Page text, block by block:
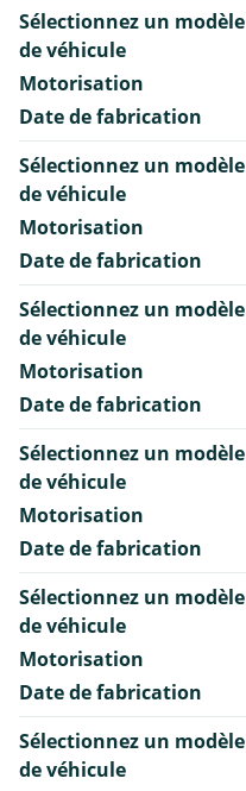
Sélectionnez un modèle
de véhicule
Motorisation
Date de fabrication
Sélectionnez un modèle
de véhicule
Motorisation
Date de fabrication
Sélectionnez un modèle
de véhicule
Motorisation
Date de fabrication
Sélectionnez un modèle
de véhicule
Motorisation
Date de fabrication
Sélectionnez un modèle
de véhicule
Motorisation
Date de fabrication
Sélectionnez un modèle
de véhicule